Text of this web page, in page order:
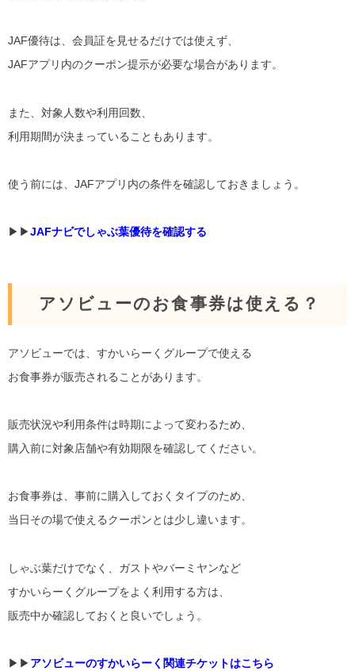
JAF優待は、会員証を見せるだけでは使えず、
JAFアプリ内のクーポン提示が必要な場合があります。
また、対象人数や利用回数、
利用期間が決まっていることもあります。
使う前には、JAFアプリ内の条件を確認しておきましょう。
▶︎▶︎JAFナビでしゃぶ葉優待を確認する
アソビューのお食事券は使える？
アソビューでは、すかいらーくグループで使える
お食事券が販売されることがあります。
販売状況や利用条件は時期によって変わるため、
購入前に対象店舗や有効期限を確認してください。
お食事券は、事前に購入しておくタイプのため、
当日その場で使えるクーポンとは少し違います。
しゃぶ葉だけでなく、ガストやバーミヤンなど
すかいらーくグループをよく利用する方は、
販売中か確認しておくと良いでしょう。
▶︎▶︎ アソビューのすかいらーく関連チケットはこちら